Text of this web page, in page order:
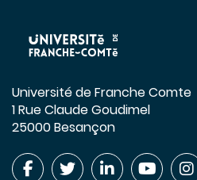
Université de Franche Comte
1 Rue Claude Goudimel
25000 Besançon